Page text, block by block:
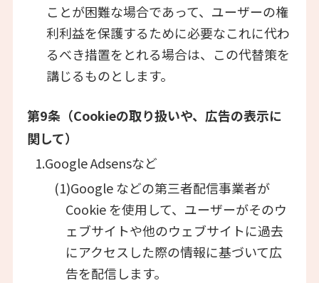
ことが困難な場合であって、ユーザーの権
利利益を保護するために必要なこれに代わ
るべき措置をとれる場合は、この代替策を
講じるものとします。
第9条（Cookieの取り扱いや、広告の表示に
関して）
1.Google Adsensなど
(1)Google などの第三者配信事業者が
Cookie を使用して、ユーザーがそのウ
ェブサイトや他のウェブサイトに過去
にアクセスした際の情報に基づいて広
告を配信します。